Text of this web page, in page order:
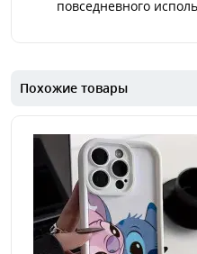
повседневного
Похожие товары